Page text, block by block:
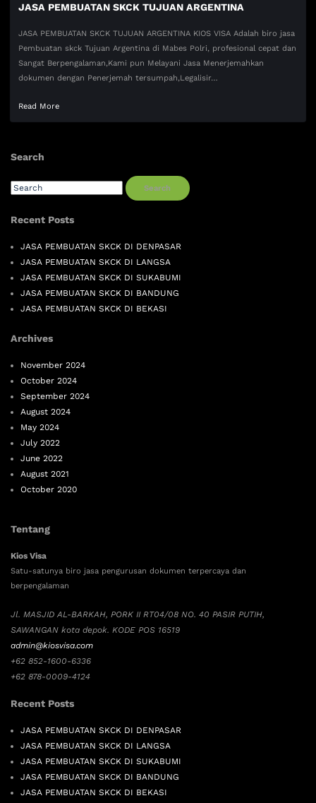
JASA PEMBUATAN SKCK TUJUAN ARGENTINA
JASA PEMBUATAN SKCK TUJUAN ARGENTINA KIOS VISA Adalah biro jasa
Pembuatan skck Tujuan Argentina di Mabes Polri, profesional cepat dan
Sangat Berpengalaman,Kami pun Melayani Jasa Menerjemahkan
dokumen dengan Penerjemah tersumpah,Legalisir…
Read More
Search
Search
Recent Posts
JASA PEMBUATAN SKCK DI DENPASAR
JASA PEMBUATAN SKCK DI LANGSA
JASA PEMBUATAN SKCK DI SUKABUMI
JASA PEMBUATAN SKCK DI BANDUNG
JASA PEMBUATAN SKCK DI BEKASI
Archives
November 2024
October 2024
September 2024
August 2024
May 2024
July 2022
June 2022
August 2021
October 2020
Tentang
Kios Visa
Satu-satunya biro jasa pengurusan dokumen terpercaya dan
berpengalaman
Jl. MASJID AL-BARKAH, PORK II RT04/08 NO. 40 PASIR PUTIH,
SAWANGAN kota depok. KODE POS 16519
admin@kiosvisa.com
+62 852-1600-6336
+62 878-0009-4124
Recent Posts
JASA PEMBUATAN SKCK DI DENPASAR
JASA PEMBUATAN SKCK DI LANGSA
JASA PEMBUATAN SKCK DI SUKABUMI
JASA PEMBUATAN SKCK DI BANDUNG
JASA PEMBUATAN SKCK DI BEKASI